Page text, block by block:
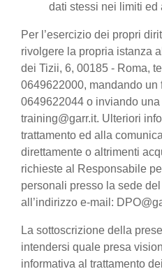
dati stessi nei limiti
Per l’esercizio dei propri
rivolgere la propria istanza
dei Tizii, 6, 00185 - Roma,
0649622000, mandando un
0649622044 o inviando
training@garr.it. Ulteriori
trattamento ed alla
direttamente o altrimenti
richieste al Responsabile
personali presso la sede
all’indirizzo e-mail:
La sottoscrizione della
intendersi quale presa
informativa al trattamento